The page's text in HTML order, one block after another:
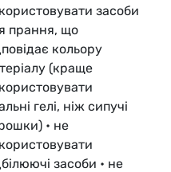
засоби
прання, що
кольору
(краще
гелі, ніж сипучі
• не
засоби • не